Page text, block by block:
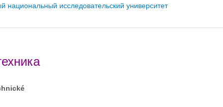
национальный исследовательский университет